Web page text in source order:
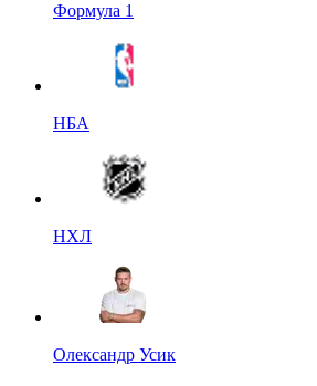
Формула 1
НБА
НХЛ
Олександр Усик